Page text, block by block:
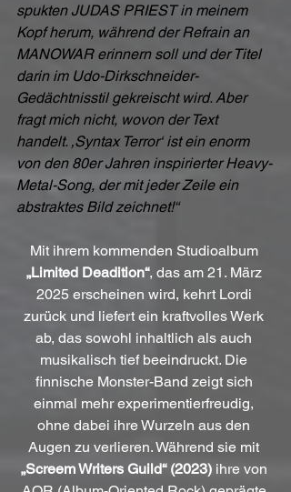
spukten JUDAS PRIEST in meinem
Kopf herum, während der Refrain an
MANOWAR erinnern soll und der Titel
darin im Udo-Dirkschneider-
Gedächtnisstil gekreischt wird. Aber
fragt mich nicht, wovon der Text
handelt. ‚Syntax Terror‘ ist ein enorm
von den 80er Jahren inspirierter Heavy-
Metal-Song, der mit jeder Zeile ein
abstraktes Bild zeichnet!“
Mit ihrem kommenden Studioalbum
„Limited Deadition“, das am 21. März
2025 erscheinen wird, kehrt Lordi
zurück und liefert ein kraftvolles Werk
ab, das sowohl inhaltlich als auch
musikalisch tief beeindruckt. Die
finnische Monster-Band zeigt sich
einmal mehr experimentierfreudig,
ohne dabei ihre Wurzeln aus den
Augen zu verlieren. Während sie mit
„Screem Writers Guild“ (2023) ihre von